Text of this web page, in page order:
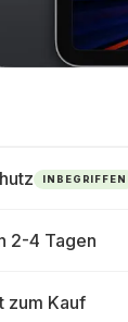
INBEGRIFFEN
2-4 Tagen
zum Kauf